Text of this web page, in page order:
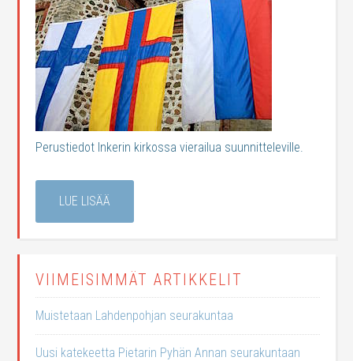
Perustiedot Inkerin kirkossa vierailua suunnitteleville.
LUE LISÄÄ
VIIMEISIMMÄT ARTIKKELIT
Muistetaan Lahdenpohjan seurakuntaa
Uusi katekeetta Pietarin Pyhän Annan seurakuntaan